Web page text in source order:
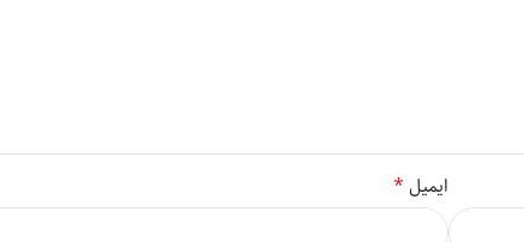
ایمیل*